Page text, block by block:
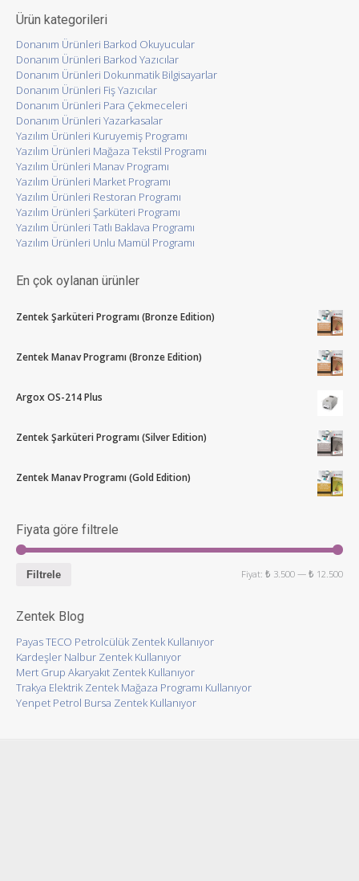
Ürün kategorileri
Donanım Ürünleri Barkod Okuyucular
Donanım Ürünleri Barkod Yazıcılar
Donanım Ürünleri Dokunmatik Bilgisayarlar
Donanım Ürünleri Fiş Yazıcılar
Donanım Ürünleri Para Çekmeceleri
Donanım Ürünleri Yazarkasalar
Yazılım Ürünleri Kuruyemiş Programı
Yazılım Ürünleri Mağaza Tekstil Programı
Yazılım Ürünleri Manav Programı
Yazılım Ürünleri Market Programı
Yazılım Ürünleri Restoran Programı
Yazılım Ürünleri Şarküteri Programı
Yazılım Ürünleri Tatlı Baklava Programı
Yazılım Ürünleri Unlu Mamül Programı
En çok oylanan ürünler
Zentek Şarküteri Programı (Bronze Edition)
Zentek Manav Programı (Bronze Edition)
Argox OS-214 Plus
Zentek Şarküteri Programı (Silver Edition)
Zentek Manav Programı (Gold Edition)
Fiyata göre filtrele
Filtrele Fiyat: ₺ 3.500 — ₺ 12.500
Zentek Blog
Payas TECO Petrolcülük Zentek Kullanıyor
Kardeşler Nalbur Zentek Kullanıyor
Mert Grup Akaryakıt Zentek Kullanıyor
Trakya Elektrik Zentek Mağaza Programı Kullanıyor
Yenpet Petrol Bursa Zentek Kullanıyor